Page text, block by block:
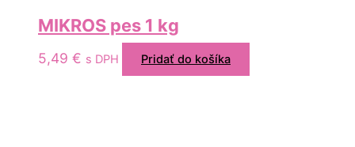
MIKROS pes 1 kg
5,49 € s DPH Pridať do košíka